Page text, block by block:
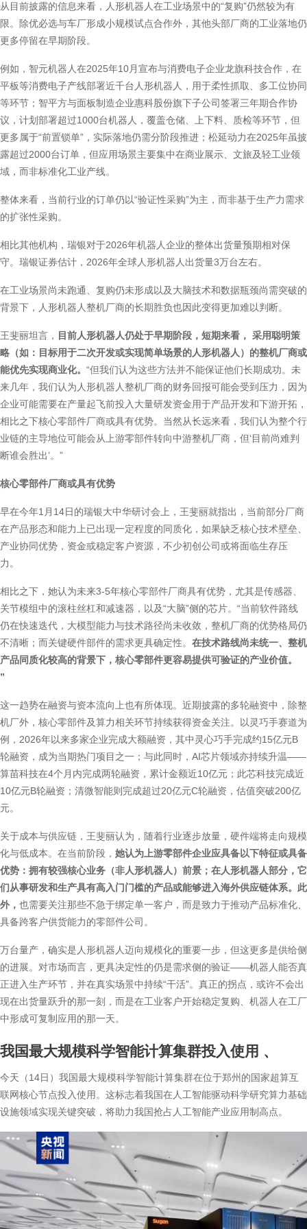
从目前披露的信息来看，人形机器人在工业场景中的“复购”仍然较为有
限。除优必选与车厂形成小规模试点合作外，其他头部厂商的工业落地仍
更多停留在早期阶段。
例如，智元机器人在2025年10月宣布与消费电子企业龙旗科技合作，在
平板等消费电子产线部署近千台人形机器人，用于柔性抓取、多工位协同
等环节；智平方与面板制造企业惠科股份旗下子公司签署三年期合作协
议，计划部署超过1000台机器人，覆盖仓储、上下料、质检等环节，但
更多属于“前置锁单”，实际落地仍需分阶段推进；松延动力在2025年虽披
露超过2000台订单，但应用场景主要集中在商业展示、文旅及轻工业领
域，而非标准化工业产线。
整体来看，当前行业的订单仍以“验证性采购”为主，而非基于生产力需求
的扩张性采购。
相比其他机构，瑞银对于2026年机器人企业的整体出货量预期相对保
守。瑞银证券估计，2026年全球人形机器人出货量3万台左右。
在工业场景尚未跑通、复购仍未形成以及大脑技术和数据瓶颈尚需突破的
背景下，人形机器人整机厂商的长期胜负也因此变得更加难以判断。
王斐丽坦言， 目前人形机器人仍处于早期阶段，短期来看， 采用聪明策
略（如：目标用于二次开发或实现简单场景的人形机器人）的整机厂商或
能优先实现商业化。 “但我们认为这些方法并不能保证他们长期成功。未
来几年，我们认为人形机器人整机厂商的财务回报可能会受到压力，因为
企业可能需要在产量起飞前投入大量研发资金用于产品开发和下游开拓，
相比之下核心零部件厂商或具有优势。当然从长远来看，我们认为整个行
业链的主导地位可能会从上游零部件转向中游整机厂商，但‘目前尚难判
断谁会胜出’。”
核心零部件厂商或具有优势
早在今年1月14日的瑞银大中华研讨会上，王斐丽就指出，当前部分厂商
在产品形态和能力上已出现一定程度的同质化，如果缺乏核心技术壁垒、
产业协同优势，资金或稳定客户资源，不少初创公司或将面临生存压
力。
相比之下，她认为未来3-5年核心零部件厂商具有优势，尤其是传感器、
关节模组中的滚柱丝杠和减速器，以及“大脑”侧的芯片。“当前软件路线
仍在快速迭代，大模型能力与技术路径尚未收敛，整机厂商的优势格局仍
不清晰；而关键硬件部件的需求更具确定性。 在技术路线尚未统一、整机
产品同质化较高的背景下，核心零部件更容易提供可验证的产业价值。
”
这一趋势在融资与资本流向上也有所体现。近期披露的多轮融资中，除整
机厂外，核心零部件及算力相关环节持续获得资金关注。以灵巧手赛道为
例，2026年以来多家企业完成大额融资，其中灵心巧手完成约15亿元B
轮融资，成为当期热门项目之一；与此同时，AI芯片领域亦持续升温——
算苗科技在4个月内完成两轮融资，累计金额近10亿元；此芯科技完成近
10亿元B轮融资；清微智能则完成超过20亿元C轮融资，估值突破200亿
元。
关于成本与供应链，王斐丽认为，随着行业逐步放量，硬件端将走向规模
化与低成本。在当前阶段， 她认为上游零部件企业应具备以下特征或具备
优势：拥有较强核心业务（非人形机器人）前景；在人形机器人部分，它
们从事研发和生产具有高入门门槛的产品或能够进入海外供应链体系。此
外， 也需要关注那些不急于绑定单一客户，而是致力于推动产品标准化、
具备跨客户供货能力的零部件公司。
万台量产，确实是人形机器人迈向规模化的重要一步，但这更多是供给侧
的进展。对市场而言，更具决定性的仍是需求侧的验证——机器人能否真
正进入生产环节，并在真实场景中持续“干活”。真正的拐点，或许不会出
现在出货量跃升的那一刻，而是在工业客户开始稳定复购、机器人在工厂
中形成可复制应用的那一天。
我国最大规模科学智能计算集群投入使用 、
今天（14日）我国最大规模科学智能计算集群在位于郑州的国家超算互
联网核心节点投入使用。这标志着我国在人工智能驱动科学研究算力基础
设施领域实现关键突破，将助力我国抢占人工智能产业应用制高点。